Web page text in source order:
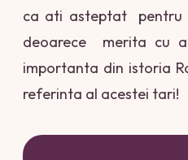
ca ati asteptat pentru
deoarece merita cu
importanta din istoria
referinta al acestei tari!